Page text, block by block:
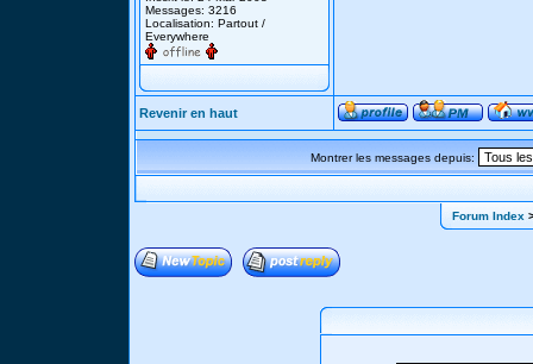
Messages: 3216
Localisation: Partout /
Everywhere
Revenir en haut
Montrer les messages depuis:
Forum Index